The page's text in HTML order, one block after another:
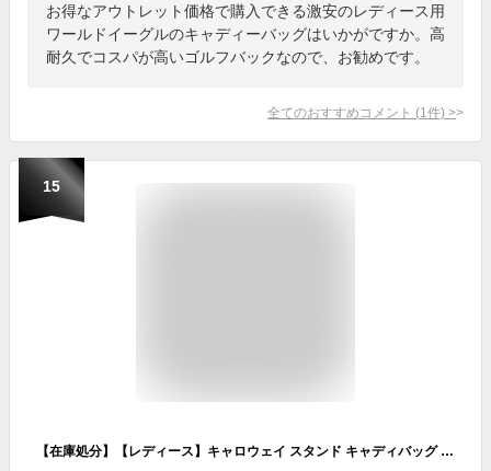
お得なアウトレット価格で購入できる激安のレディース用
ワールドイーグルのキャディーバッグはいかがですか。高
耐久でコスパが高いゴルフバックなので、お勧めです。
全てのおすすめコメント (1 件) >
15
【在庫処分】【レディース】キャロウェイ スタンド キャディバッグ 9.0型 スポーツ 23 JM 5123252／5123253／5123254／5123255 ウィメンズ